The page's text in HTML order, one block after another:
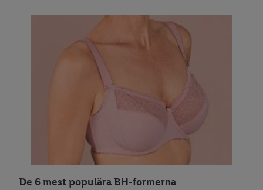
De 6 mest populära BH-formerna